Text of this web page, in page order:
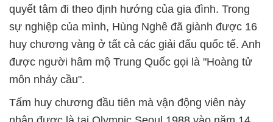
quyết tâm đi theo định hướng của gia đình. Trong
sự nghiệp của mình, Hùng Nghê đã giành được 16
huy chương vàng ở tất cả các giải đấu quốc tế. Anh
được người hâm mộ Trung Quốc gọi là "Hoàng tử
môn nhảy cầu".
Tấm huy chương đầu tiên mà vận động viên này